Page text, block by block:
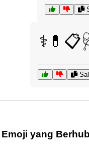
Emoji yang